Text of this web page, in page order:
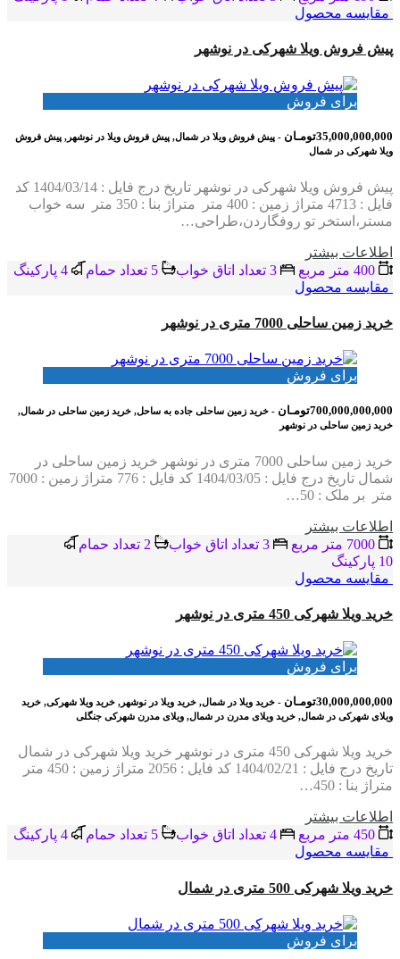
مقایسه محصول
پیش فروش ویلا شهرکی در نوشهر
برای فروش
35,000,000,000تومـان
- پیش فروش ویلا در شمال, پیش فروش ویلا در نوشهر, پیش فروش
ویلا شهرکی در شمال
پیش فروش ویلا شهرکی در نوشهر تاریخ درج فایل : 1404/03/14 کد
فایل : 4713 متراژ زمین : 400 متر متراژ بنا : 350 متر سه خواب
مستر،استخر تو روفگاردن،طراحی…
اطلاعات بيشتر
مقایسه محصول
خرید زمین ساحلی 7000 متری در نوشهر
برای فروش
700,000,000,000تومـان
- خرید زمین ساحلی جاده به ساحل, خرید زمین ساحلی در شمال,
خرید زمین ساحلی در نوشهر
خرید زمین ساحلی 7000 متری در نوشهر خرید زمین ساحلی در
شمال تاریخ درج فایل : 1404/03/05 کد فایل : 776 متراژ زمین : 7000
متر بر ملک : 50…
اطلاعات بيشتر
10 پاركينگ
مقایسه محصول
خرید ویلا شهرکی 450 متری در نوشهر
برای فروش
30,000,000,000تومـان
- خرید ویلا در شمال, خرید ویلا در نوشهر, خرید ویلا شهرکی, خرید
ویلای شهرکی در شمال, خرید ویلای مدرن در شمال, ویلای مدرن شهرکی جنگلی
خرید ویلا شهرکی 450 متری در نوشهر خرید ویلا شهرکی در شمال
تاریخ درج فایل : 1404/02/21 کد فایل : 2056 متراژ زمین : 450 متر
متراژ بنا : 450…
اطلاعات بيشتر
مقایسه محصول
خرید ویلا شهرکی 500 متری در شمال
برای فروش